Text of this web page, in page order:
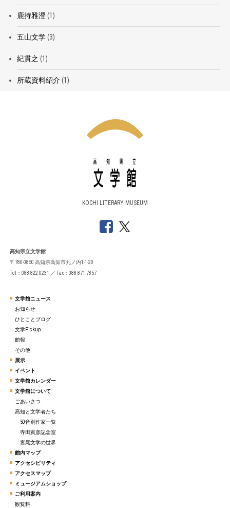
鹿持雅澄(1)
五山文学(3)
紀貫之 (1)
所蔵資料紹介(1)
KOCHI LITERARY MUSEUM
高知県立文学館
〒780-0850 高知県高知市丸ノ内1-1-20
Tel：088-822-0231 ／ Fax：088-871-7857
文学館ニュース
お知らせ
ひとことブログ
文学Pickup
館報
その他
展示
イベント
文学館カレンダー
文学館について
ごあいさつ
高知と文学者たち
50音別作家一覧
寺田寅彦記念室
宮尾文学の世界
館内マップ
アクセシビリティ
アクセスマップ
ミュージアムショップ
ご利用案内
観覧料